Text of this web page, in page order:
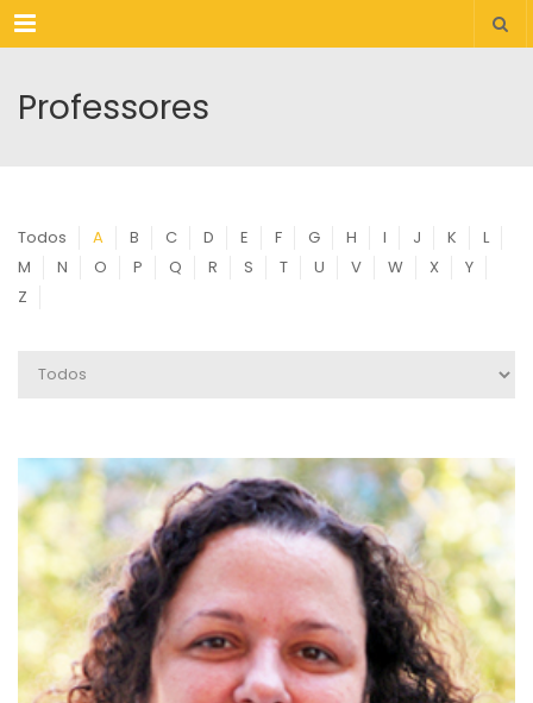
Menu
Professores
Todos A B C D E F G H I J K
L
M
N O P Q R S T U V W X
Y
Z